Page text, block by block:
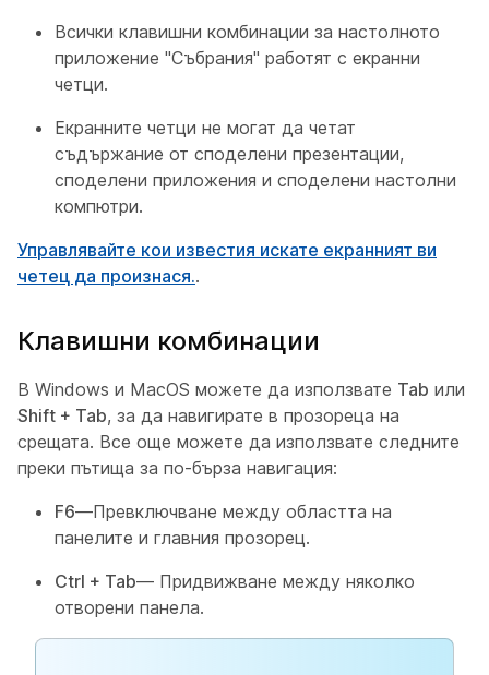
Всички клавишни комбинации за настолното
приложение "Събрания" работят с екранни
четци.
Екранните четци не могат да четат
съдържание от споделени презентации,
споделени приложения и споделени настолни
компютри.
Управлявайте кои известия искате екранният ви
четец да произнася..
Клавишни комбинации
В Windows и MacOS можете да използвате Tab или
Shift + Tab, за да навигирате в прозореца на
срещата. Все още можете да използвате следните
преки пътища за по-бърза навигация:
F6—Превключване между областта на
панелите и главния прозорец.
Ctrl + Tab— Придвижване между няколко
отворени панела.